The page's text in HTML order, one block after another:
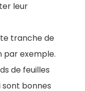
leur
tranche de
par exemple.
de feuilles
sont bonnes